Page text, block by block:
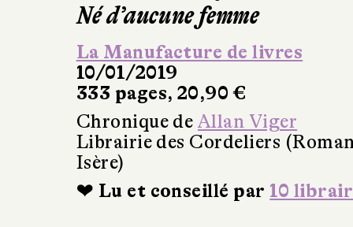
Né d’aucune femme
La Manufacture de livres
10/01/2019
333 pages, 20,90 €
Chronique de Allan Viger
Librairie des Cordeliers
Isère)
❤ Lu et conseillé par 10